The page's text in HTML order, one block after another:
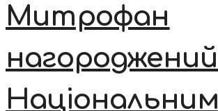
Митрофан
нагороджений
Національним